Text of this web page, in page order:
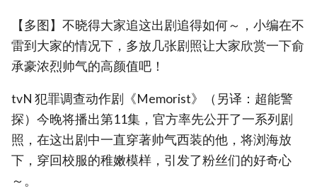
【多图】不晓得大家追这出剧追得如何～，小编在不
雷到大家的情况下，多放几张剧照让大家欣赏一下俞
承豪浓烈帅气的高颜值吧！
tvN 犯罪调查动作剧《Memorist》（另译：超能警
探）今晚将播出第11集，官方率先公开了一系列剧
照，在这出剧中一直穿著帅气西装的他，将浏海放
下，穿回校服的稚嫩模样，引发了粉丝们的好奇心
～。